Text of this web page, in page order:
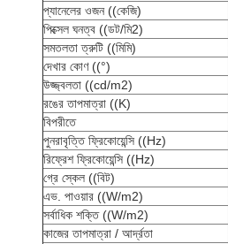
প্যানেলের ওজন ((কেজি)
পিক্সেল ঘনত্ব ((ডট/মি2)
সমতলতা ত্রুটি ((মিমি)
দেখার কোণ ((°)
উজ্জ্বলতা ((cd/m2)
রঙের তাপমাত্রা ((K)
বিপরীতে
পুনরাবৃত্তি ফ্রিকোয়েন্সি ((Hz)
রিফ্রেশ ফ্রিকোয়েন্সি ((Hz)
গ্রে স্কেল ((বিট)
এভ. পাওয়ার ((W/m2)
সর্বাধিক শক্তি ((W/m2)
কাজের তাপমাত্রা / আর্দ্রতা